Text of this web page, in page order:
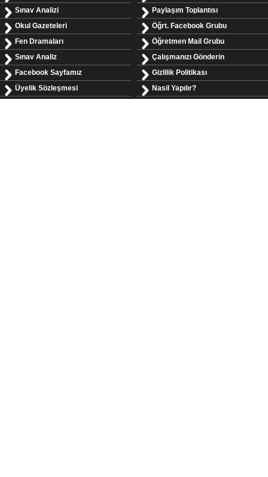
Sınav Analizi
Okul Gazeteleri
Fen Dramaları
Sınav Analiz
Facebook Sayfamız
Üyelik Sözleşmesi
Paylaşım Toplantısı
Öğrt. Facebook Grubu
Öğretmen Mail Grubu
Çalışmanızı Gönderin
Gizlilik Politikası
Nasil Yapılır?